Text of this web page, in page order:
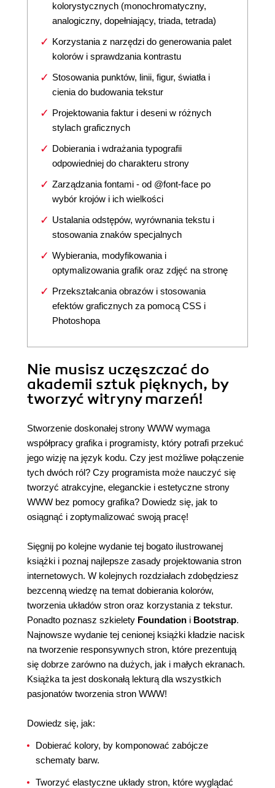
kolorystycznych (monochromatyczny,
analogiczny, dopełniający, triada, tetrada)
Korzystania z narzędzi do generowania palet
kolorów i sprawdzania kontrastu
Stosowania punktów, linii, figur, światła i
cienia do budowania tekstur
Projektowania faktur i deseni w różnych
stylach graficznych
Dobierania i wdrażania typografii
odpowiedniej do charakteru strony
Zarządzania fontami - od @font-face po
wybór krojów i ich wielkości
Ustalania odstępów, wyrównania tekstu i
stosowania znaków specjalnych
Wybierania, modyfikowania i
optymalizowania grafik oraz zdjęć na stronę
Przekształcania obrazów i stosowania
efektów graficznych za pomocą CSS i
Photoshopa
Nie musisz uczęszczać do
akademii sztuk pięknych, by
tworzyć witryny marzeń!
Stworzenie doskonałej strony WWW wymaga
współpracy grafika i programisty, który potrafi przekuć
jego wizję na język kodu. Czy jest możliwe połączenie
tych dwóch ról? Czy programista może nauczyć się
tworzyć atrakcyjne, eleganckie i estetyczne strony
WWW bez pomocy grafika? Dowiedz się, jak to
osiągnąć i zoptymalizować swoją pracę!
Sięgnij po kolejne wydanie tej bogato ilustrowanej
książki i poznaj najlepsze zasady projektowania stron
internetowych. W kolejnych rozdziałach zdobędziesz
bezcenną wiedzę na temat dobierania kolorów,
tworzenia układów stron oraz korzystania z tekstur.
Ponadto poznasz szkielety Foundation i Bootstrap.
Najnowsze wydanie tej cenionej książki kładzie nacisk
na tworzenie responsywnych stron, które prezentują
się dobrze zarówno na dużych, jak i małych ekranach.
Książka ta jest doskonałą lekturą dla wszystkich
pasjonatów tworzenia stron WWW!
Dowiedz się, jak:
Dobierać kolory, by komponować zabójcze
schematy barw.
Tworzyć elastyczne układy stron, które wyglądać